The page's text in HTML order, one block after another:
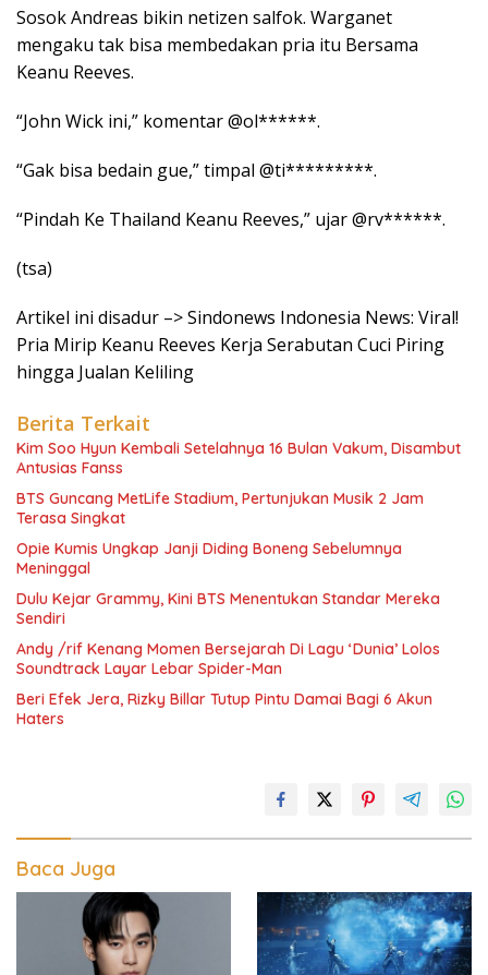
Sosok Andreas bikin netizen salfok. Warganet
mengaku tak bisa membedakan pria itu Bersama
Keanu Reeves.
“John Wick ini,” komentar @ol******.
“Gak bisa bedain gue,” timpal @ti*********.
“Pindah Ke Thailand Keanu Reeves,” ujar @rv******.
(tsa)
Artikel ini disadur –> Sindonews Indonesia News: Viral!
Pria Mirip Keanu Reeves Kerja Serabutan Cuci Piring
hingga Jualan Keliling
Berita Terkait
Kim Soo Hyun Kembali Setelahnya 16 Bulan Vakum, Disambut
Antusias Fanss
BTS Guncang MetLife Stadium, Pertunjukan Musik 2 Jam
Terasa Singkat
Opie Kumis Ungkap Janji Diding Boneng Sebelumnya
Meninggal
Dulu Kejar Grammy, Kini BTS Menentukan Standar Mereka
Sendiri
Andy /rif Kenang Momen Bersejarah Di Lagu ‘Dunia’ Lolos
Soundtrack Layar Lebar Spider-Man
Beri Efek Jera, Rizky Billar Tutup Pintu Damai Bagi 6 Akun
Haters
Baca Juga